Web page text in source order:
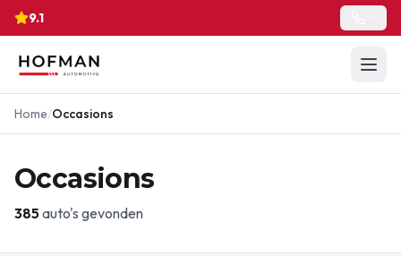
9.1
Home/Occasions
Occasions
385 auto's gevonden